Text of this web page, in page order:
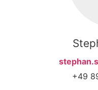
+49